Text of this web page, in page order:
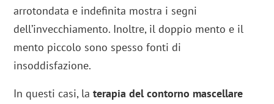
arrotondata e indefinita mostra i segni
dell’invecchiamento. Inoltre, il doppio mento e il
mento piccolo sono spesso fonti di
insoddisfazione.
In questi casi, laterapia del contorno mascellare